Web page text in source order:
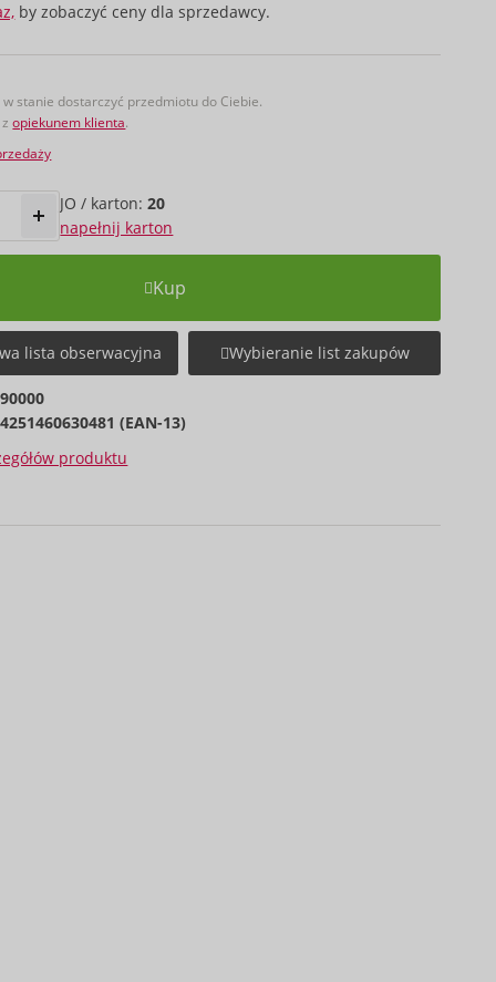
by zobaczyć ceny dla sprzedawcy.
stanie dostarczyć przedmiotu do Ciebie.
zopiekunem klienta.
JO / karton:20
napełnij karton
Kup
lista obserwacyjna Wybieranie list zakupów
4251460630481 (EAN-13)
produktu